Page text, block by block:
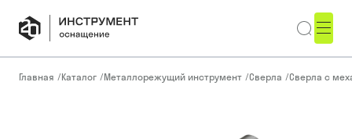
Главная /Каталог /Металлорежущий инструмент /Сверла /Сверла с